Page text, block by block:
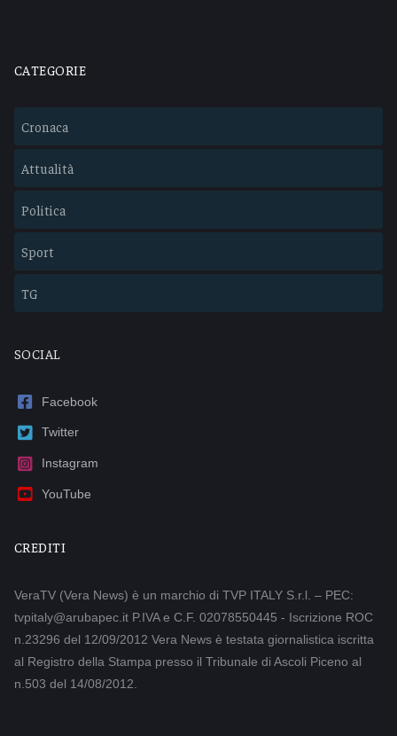
CATEGORIE
Cronaca
Attualità
Politica
Sport
TG
SOCIAL
Facebook
Twitter
Instagram
YouTube
CREDITI
VeraTV (Vera News) è un marchio di TVP ITALY S.r.l. – PEC:
tvpitaly@arubapec.it P.IVA e C.F. 02078550445 - Iscrizione ROC
n.23296 del 12/09/2012 Vera News è testata giornalistica iscritta
al Registro della Stampa presso il Tribunale di Ascoli Piceno al
n.503 del 14/08/2012.